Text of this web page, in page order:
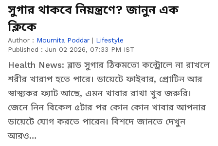
সুগার থাকবে নিয়ন্ত্রণে? জানুন এক
ক্লিকে
Author : Moumita Poddar | Lifestyle
Published : Jun 02 2026, 07:33 PM IST
Health News: ব্লাড সুগার ঠিকমতো কন্ট্রোলে না রাখলে
শরীর খারাপ হতে পারে। ডায়েটে ফাইবার, প্রোটিন আর
স্বাস্থ্যকর ফ্যাট আছে, এমন খাবার রাখা খুব জরুরি।
জেনে নিন বিকেল ৫টার পর কোন কোন খাবার আপনার
ডায়েটে যোগ করতে পারেন। বিশদে জানতে দেখুন
আরও…